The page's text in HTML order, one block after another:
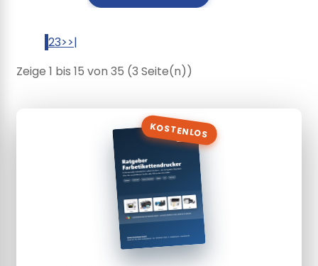
23>>|
Zeige 1 bis 15 von 35 (3 Seite(n))
KOSTENLOS